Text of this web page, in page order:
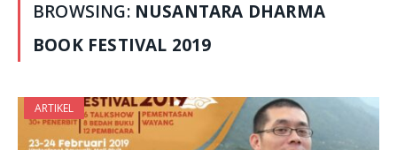
BROWSING: NUSANTARA DHARMA
BOOK FESTIVAL 2019
ARTIKEL